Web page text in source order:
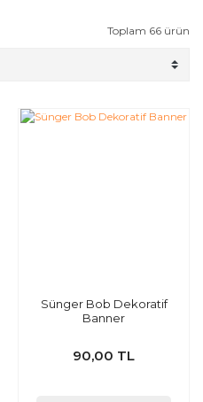
Toplam 66 ürün
Sünger Bob Dekoratif
Banner
90,00 TL